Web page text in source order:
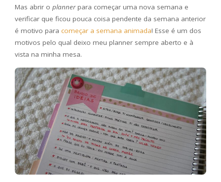
Mas abrir o plannerpara começar uma nova semana e
verificar que ficou pouca coisa pendente da semana anterior
é motivo para começar a semana animada! Esse é um dos
motivos pelo qual deixo meu planner sempre aberto e à
vista na minha mesa.